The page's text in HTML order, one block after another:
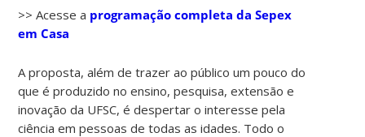
>> Acesse a programação completa da Sepex
em Casa
A proposta, além de trazer ao público um pouco do
que é produzido no ensino, pesquisa, extensão e
inovação da UFSC, é despertar o interesse pela
ciência em pessoas de todas as idades. Todo o